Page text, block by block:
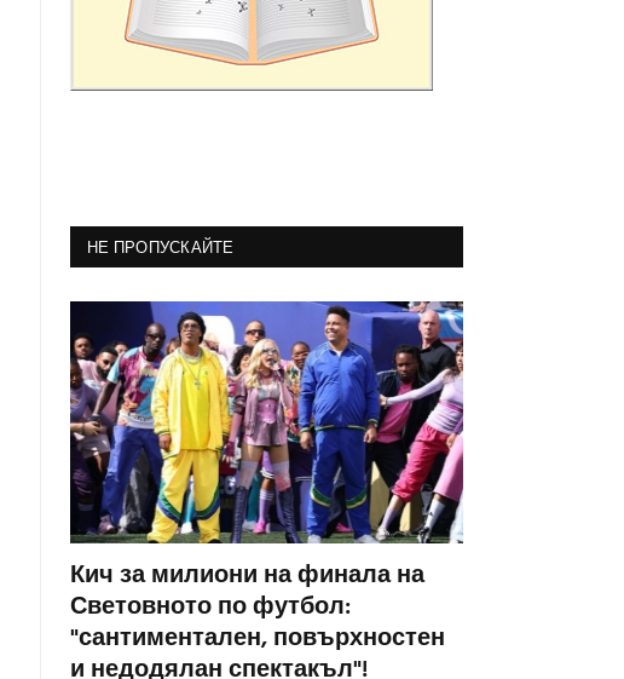
НЕ ПРОПУСКАЙТЕ
Кич за милиони на финала на
Световното по футбол:
"сантиментален, повърхностен
и недодялан спектакъл"!